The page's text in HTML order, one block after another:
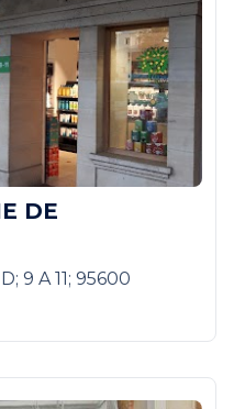
DE
9 A 11; 95600